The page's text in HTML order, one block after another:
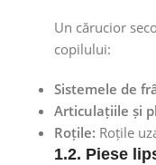
Un cărucior
copilului:
Sistemele de
Articulațiile și
Roțile: Roțile
1.2. Piese